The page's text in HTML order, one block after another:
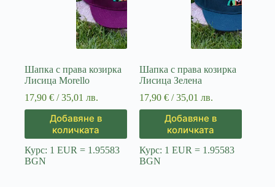
Шапка с права козирка
Лисица Morello
17,90 € / 35,01 лв.
Добавяне в
количката
Курс: 1 EUR = 1.95583
BGN
Шапка с права козирка
Лисица Зелена
17,90€ / 35,01 лв.
Добавяне в
количката
Курс: 1 EUR = 1.95583
BGN